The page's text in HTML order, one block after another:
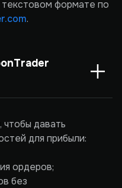
текстовом формате по
.
давать
для прибыли:
ордеров;
без